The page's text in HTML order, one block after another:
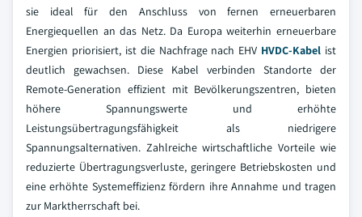
sie ideal für den Anschluss von fernen erneuerbaren
Energiequellen an das Netz. Da Europa weiterhin erneuerbare
Energien priorisiert, ist die Nachfrage nach EHV HVDC-Kabel ist
deutlich gewachsen. Diese Kabel verbinden Standorte der
Remote-Generation effizient mit Bevölkerungszentren, bieten
höhere Spannungswerte und erhöhte
Leistungsübertragungsfähigkeit als niedrigere
Spannungsalternativen. Zahlreiche wirtschaftliche Vorteile wie
reduzierte Übertragungsverluste, geringere Betriebskosten und
eine erhöhte Systemeffizienz fördern ihre Annahme und tragen
zur Marktherrschaft bei.